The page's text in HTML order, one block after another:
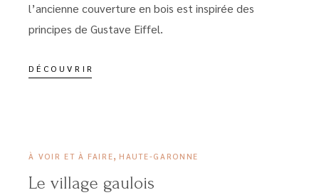
l’ancienne couverture en bois est inspirée des
principes de Gustave Eiffel.
DÉCOUVRIR
À VOIR ET À FAIRE, HAUTE-GARONNE
Le village gaulois